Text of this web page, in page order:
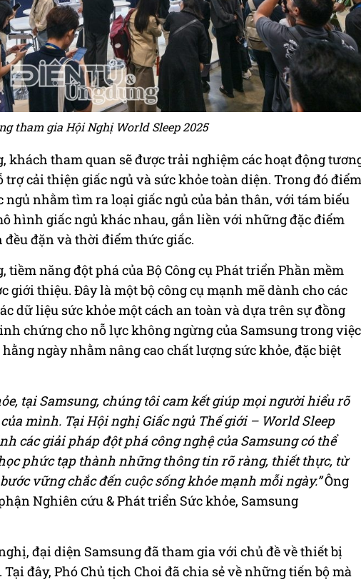
tham gia Hội Nghị World Sleep 2025
khách tham quan sẽ được trải nghiệm các hoạt động
cải thiện giấc ngủ và sức khỏe toàn diện. Trong đó điểm
ngủ nhằm tìm ra loại giấc ngủ của bản thân, với tám biểu
hình giấc ngủ khác nhau, gắn liền với những đặc điểm
đặn và thời điểm thức giấc.
tiềm năng đột phá của Bộ Công cụ Phát triển Phần mềm
giới thiệu. Đây là một bộ công cụ mạnh mẽ dành cho các
dữ liệu sức khỏe một cách an toàn và dựa trên sự đồng
chứng cho nỗ lực không ngừng của Samsung trong việc
ngày nhằm nâng cao chất lượng sức khỏe, đặc biệt
tại Samsung, chúng tôi cam kết giúp mọi người hiểu rõ
mình. Tại Hội nghị Giấc ngủ Thế giới – World Sleep
các giải pháp đột phá công nghệ của Samsung có thể
phức tạp thành những thông tin rõ ràng, thiết thực, từ
vững chắc đến cuộc sống khỏe mạnh mỗi ngày.”Ông
Nghiên cứu & Phát triển Sức khỏe, Samsung
đại diện Samsung đã tham gia với chủ đề về thiết bị
đây, Phó Chủ tịch Choi đã chia sẻ về những tiến bộ mà